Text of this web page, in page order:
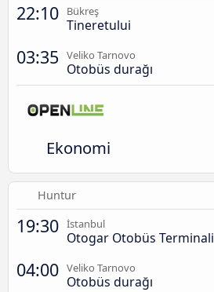
22:10 Bükreş
Tineretului
03:35 Veliko Tarnovo
Otobüs durağı
Ekonomi
Huntur
19:30 İstanbul
Otogar Otobüs Terminali
04:00 Veliko Tarnovo
Otobüs durağı